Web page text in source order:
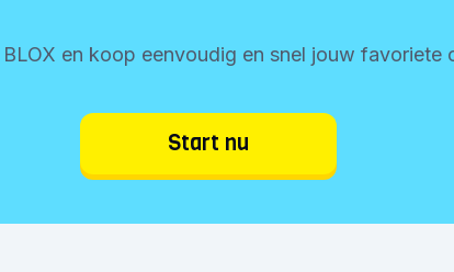
en koop eenvoudig en snel jouw favoriete
Start nu